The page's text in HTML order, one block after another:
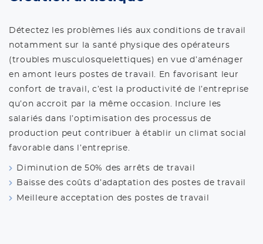
Détectez les problèmes liés aux conditions de travail
notamment sur la santé physique des opérateurs
(troubles musculosquelettiques) en vue d’aménager
en amont leurs postes de travail. En favorisant leur
confort de travail, c’est la productivité de l’entreprise
qu’on accroit par la même occasion. Inclure les
salariés dans l’optimisation des processus de
production peut contribuer à établir un climat social
favorable dans l’entreprise.
Diminution de 50% des arrêts de travail
Baisse des coûts d’adaptation des postes de travail
Meilleure acceptation des postes de travail